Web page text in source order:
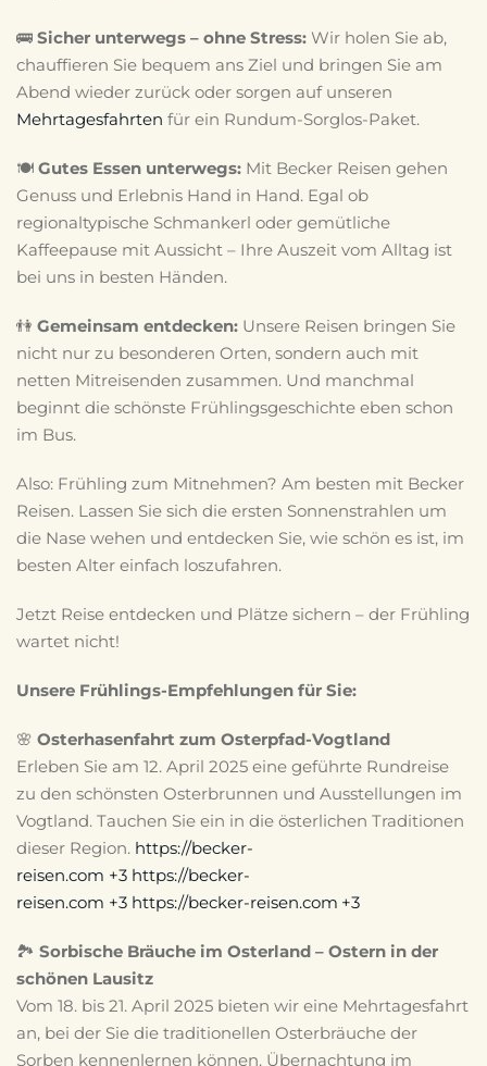
🚌 Sicher unterwegs – ohne Stress: Wir holen Sie ab,
chauffieren Sie bequem ans Ziel und bringen Sie am
Abend wieder zurück oder sorgen auf unseren
Mehrtagesfahrten für ein Rundum-Sorglos-Paket.
🍽 Gutes Essen unterwegs: Mit Becker Reisen gehen
Genuss und Erlebnis Hand in Hand. Egal ob
regionaltypische Schmankerl oder gemütliche
Kaffeepause mit Aussicht – Ihre Auszeit vom Alltag ist
bei uns in besten Händen.
👫 Gemeinsam entdecken: Unsere Reisen bringen Sie
nicht nur zu besonderen Orten, sondern auch mit
netten Mitreisenden zusammen. Und manchmal
beginnt die schönste Frühlingsgeschichte eben schon
im Bus.
Also: Frühling zum Mitnehmen? Am besten mit Becker
Reisen. Lassen Sie sich die ersten Sonnenstrahlen um
die Nase wehen und entdecken Sie, wie schön es ist, im
besten Alter einfach loszufahren.
Jetzt Reise entdecken und Plätze sichern – der Frühling
wartet nicht!
Unsere Frühlings-Empfehlungen für Sie:
🌸 Osterhasenfahrt zum Osterpfad-Vogtland
Erleben Sie am 12. April 2025 eine geführte Rundreise
zu den schönsten Osterbrunnen und Ausstellungen im
Vogtland. Tauchen Sie ein in die österlichen Traditionen
dieser Region. https://becker-
reisen.com +3 https://becker-
reisen.com +3 https://becker-reisen.com +3
🏞️ Sorbische Bräuche im Osterland – Ostern in der
schönen Lausitz
Vom 18. bis 21. April 2025 bieten wir eine Mehrtagesfahrt
an, bei der Sie die traditionellen Osterbräuche der
Sorben kennenlernen können. Übernachtung im